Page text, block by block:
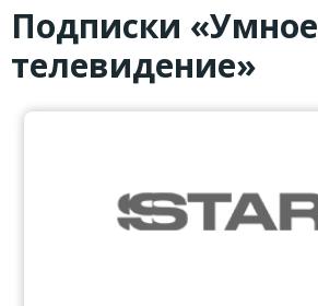
Подписки «Умное
телевидение»